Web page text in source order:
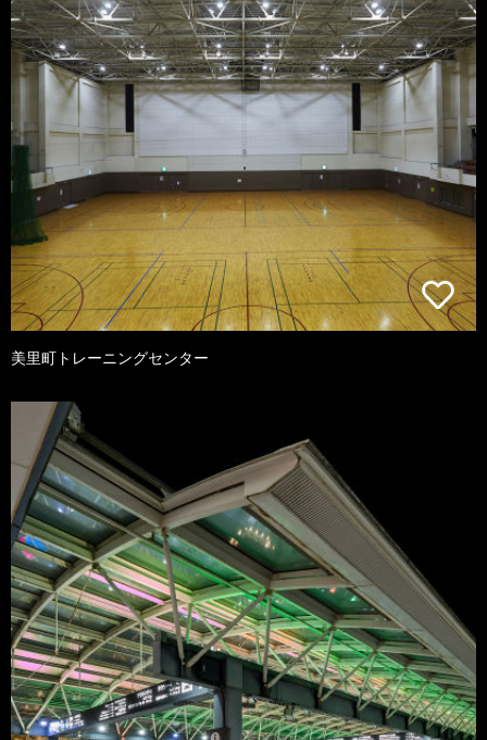
美里町トレーニングセンター